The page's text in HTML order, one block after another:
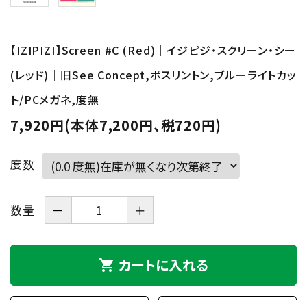
ようこそ 会員名 様
meeting_room ログイン person 新規会員登録
【IZIPIZI】Screen #C (Red)｜イジピジ・スクリーン・シー
(レッド)｜旧See Concept,ボスリントン,ブルーライトカッ
ト/PCメガネ,度無
7,920円(本体7,200円、税720円)
度数
数量 － ＋
shopping_cart カートに入れる